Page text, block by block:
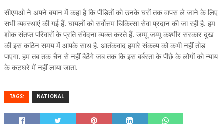
सीएमओ ने अपने बयान में कहा है कि पीड़ितों को उनके घरों तक वापस ले जाने के लिए
सभी व्यवस्थाएं की गई हैं. घायलों को सर्वोत्तम चिकित्सा सेवा प्रदान की जा रही है. हम
शोक संतप्त परिवारों के प्रति संवेदना व्यक्त करते हैं. जम्मू जम्मू कश्मीर सरकार दुख
की इस कठिन समय में आपके साथ है. आतंकवाद हमारे संकल्प को कभी नहीं तोड़
पाएगा. हम तब तक चैन से नहीं बैठेंगे जब तक कि इस बर्बरता के पीछे के लोगों को न्याय
के कटघरे में नहीं लाया जाता.
TAGS: NATIONAL